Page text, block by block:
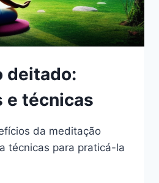
deitado:
e técnicas
da meditação
técnicas para praticá-la